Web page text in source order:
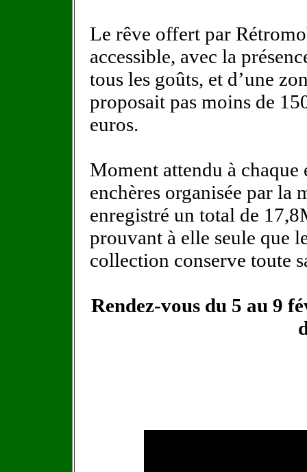
Le rêve offert par
accessible, avec la
tous les goûts, et d’une
proposait pas moins de
euros.
Moment attendu à
enchères organisée par
enregistré un total de
prouvant à elle seule que
collection conserve toute
Rendez-vous du 5 au 9